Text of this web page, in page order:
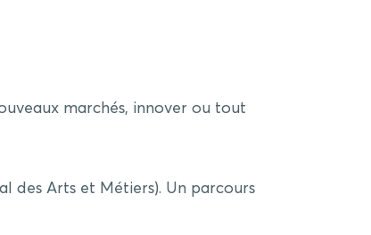
marchés, innover ou tout
des Arts et Métiers). Un parcours